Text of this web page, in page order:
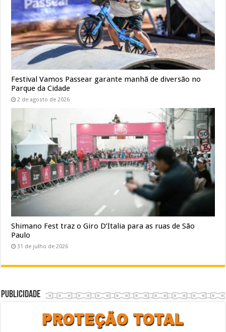
Festival Vamos Passear garante manhã de diversão no
Parque da Cidade
2 de agosto de 2026
Shimano Fest traz o Giro D’Italia para as ruas de São
Paulo
31 de julho de 2026
Publicidade